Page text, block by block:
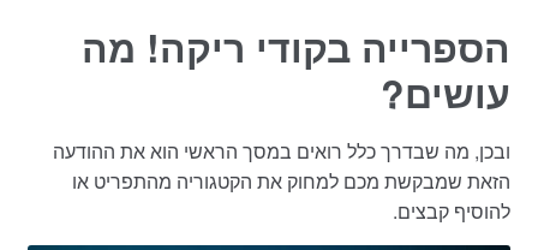
הספרייה בקודי ריקה! מה
עושים?
ובכן, מה שבדרך כלל רואים במסך הראשי הוא את ההודעה
הזאת שמבקשת מכם למחוק את הקטגוריה מהתפריט או
להוסיף קבצים.